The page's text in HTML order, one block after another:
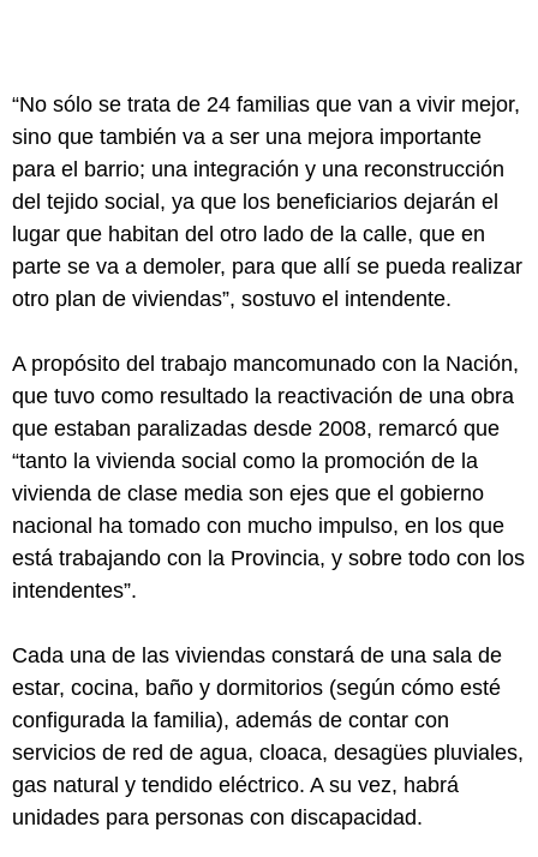
“No sólo se trata de 24 familias que van a vivir mejor,
sino que también va a ser una mejora importante
para el barrio; una integración y una reconstrucción
del tejido social, ya que los beneficiarios dejarán el
lugar que habitan del otro lado de la calle, que en
parte se va a demoler, para que allí se pueda realizar
otro plan de viviendas”, sostuvo el intendente.
A propósito del trabajo mancomunado con la Nación,
que tuvo como resultado la reactivación de una obra
que estaban paralizadas desde 2008, remarcó que
“tanto la vivienda social como la promoción de la
vivienda de clase media son ejes que el gobierno
nacional ha tomado con mucho impulso, en los que
está trabajando con la Provincia, y sobre todo con los
intendentes”.
Cada una de las viviendas constará de una sala de
estar, cocina, baño y dormitorios (según cómo esté
configurada la familia), además de contar con
servicios de red de agua, cloaca, desagües pluviales,
gas natural y tendido eléctrico. A su vez, habrá
unidades para personas con discapacidad.